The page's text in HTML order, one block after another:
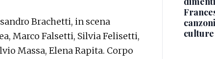
Brachetti, in scena
Marco Falsetti, Silvia Felisetti,
Massa, Elena Rapita. Corpo
culture